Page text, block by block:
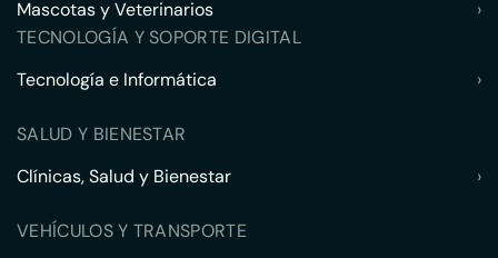
Mascotas y Veterinarios
›
TECNOLOGÍA Y SOPORTE DIGITAL
Tecnología e Informática
›
SALUD Y BIENESTAR
Clínicas, Salud y Bienestar
›
VEHÍCULOS Y TRANSPORTE